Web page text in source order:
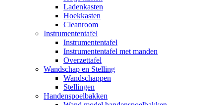
Ladenkasten
Hoekkasten
Cleanroom
Instrumententafel
Instrumententafel
Instrumententafel met manden
Overzettafel
Wandschap en Stelling
Wandschappen
Stellingen
Handenspoelbakken